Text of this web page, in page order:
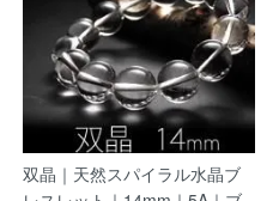
双晶｜天然スパイラル水晶ブ